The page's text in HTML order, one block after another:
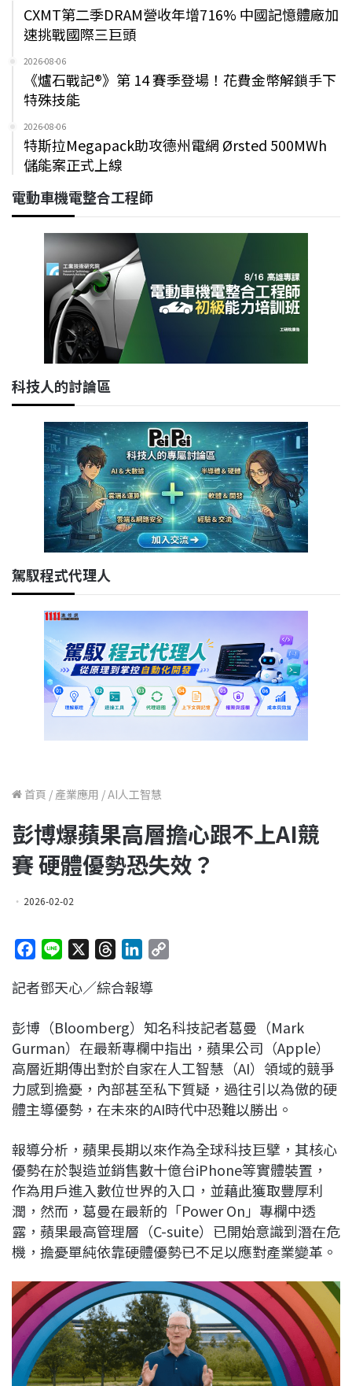
CXMT第二季DRAM營收年增716% 中國記憶體廠加
速挑戰國際三巨頭
2026-08-06
《爐石戰記®》第 14 賽季登場！花費金幣解鎖手下
特殊技能
2026-08-06
特斯拉Megapack助攻德州電網 Ørsted 500MWh
儲能案正式上線
電動車機電整合工程師
科技人的討論區
駕馭程式代理人